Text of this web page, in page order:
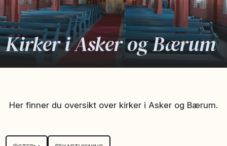
Kirker i Asker og Bærum
Her finner du oversikt over kirker i Asker og Bærum.